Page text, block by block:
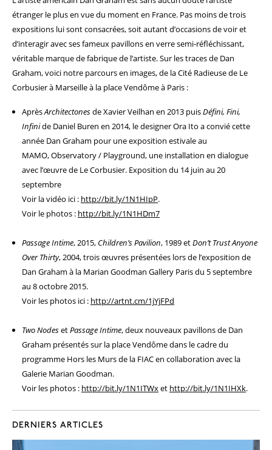
étranger le plus en vue du moment en France. Pas moins de trois
expositions lui sont consacrées, soit autant d’occasions de voir et
d’interagir avec ses fameux pavillons en verre semi-réfléchissant,
véritable marque de fabrique de l’artiste. Sur les traces de Dan
Graham, voici notre parcours en images, de la Cité Radieuse de Le
Corbusier à Marseille à la place Vendôme à Paris :
AprèsArchitectonesde Xavier Veilhan en 2013 puisDéfini, Fini,
Infinide Daniel Buren en 2014, le designer Ora Ito a convié cette
année Dan Graham pour une exposition estivale au
MAMO, Observatory / Playground, une installation en dialogue
avec l’œuvre de Le Corbusier. Exposition du 14 juin au 20
septembre
Voir la vidéo ici : http://bit.ly/1N1HIpP.
Voir le photos : http://bit.ly/1N1HDm7
Passage Intime, 2015, Children’s Pavilion, 1989 etDon’t Trust Anyone
Over Thirty, 2004, trois œuvres présentées lors de l’exposition de
Dan Graham à la Marian Goodman Gallery Paris du 5 septembre
au 8 octobre 2015.
Voir les photos ici : http://artnt.cm/1jYjFPd
Two NodesetPassage Intime, deux nouveaux pavillons de Dan
Graham présentés sur la place Vendôme dans le cadre du
programme Hors les Murs de la FIAC en collaboration avec la
Galerie Marian Goodman.
Voir les photos : http://bit.ly/1N1ITWxet http://bit.ly/1N1IHXk.
DERNIERS ARTICLES